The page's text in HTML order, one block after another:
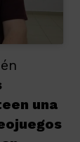
una